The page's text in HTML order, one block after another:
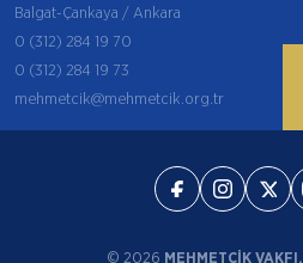
Balgat-Çankaya / Ankara
0 (312) 284 19 70
0 (312) 284 19 73
mehmetcik@mehmetcik.org.tr
© 2026 MEHMETÇİK VAKFI.